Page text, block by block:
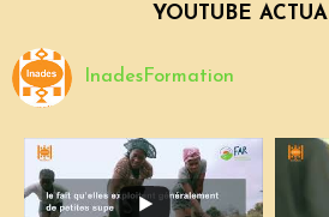
YOUTUBE
InadesFormation